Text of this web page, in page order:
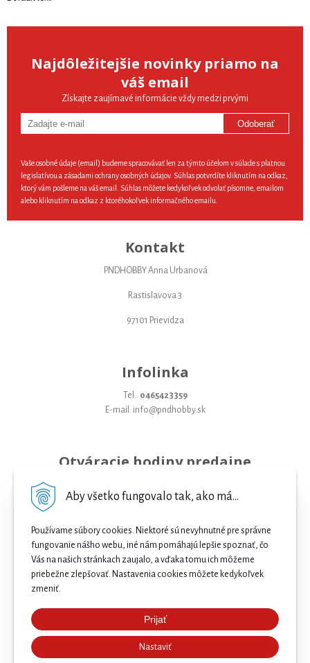
Aby všetko fungovalo tak, ako má...
Používame súbory cookies. Niektoré sú nevyhnutné pre správne
fungovanie nášho webu, iné nám pomáhajú lepšie spoznať, čo
Vás na našich stránkach zaujalo, a vďaka tomu ich môžeme
priebežne zlepšovať. Nastavenia cookies môžete kedykoľvek
zmeniť.
Prijať
Nastaviť
Najdôležitejšie novinky priamo na
váš email
Získajte zaujímavé informácie vždy medzi prvými
Odoberať
Vaše osobné údaje (email) budeme spracovávať len za týmto účelom v súlade s platnou
legislatívou a zásadami ochrany osobných údajov. Súhlas potvrdíte kliknutím na odkaz,
ktorý vám pošleme na váš email. Súhlas môžete kedykoľvek odvolať písomne, emailom
alebo kliknutím na odkaz z ktoréhokoľvek informačného emailu.
Kontakt
PNDHOBBY Anna Urbanová
Rastislavova 3
97101 Prievidza
Infolinka
Tel.: 0465423359
E-mail: info@pndhobby.sk
Otváracie hodiny predajne
Streda 09-17
Štvrtok 09-17
Sobota 09-12
Nedeľa Zatvorené
Najnižšia cena .
Našli ste nižšiu cenu e-biku? Prekonáme ju! 🔥 Pošlite